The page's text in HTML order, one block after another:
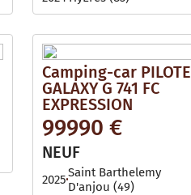
Camping-car PILOTE
GALAXY G 741 FC
EXPRESSION
99990 €
NEUF
2025Saint Barthelemy
D'anjou (49)